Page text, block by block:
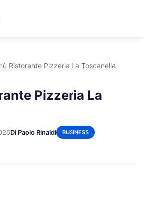
Ristorante Pizzeria La Toscanella
Pizzeria La
Di Paolo Rinaldi BUSINESS